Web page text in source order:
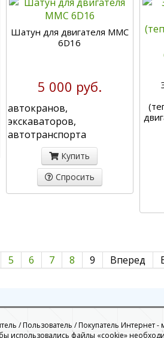
Шатун для двигателя MMC
6D16
5 000 руб.
автокранов,
экскаваторов,
автотранспорта
Купить
Спросить
5 6 7 8 9 Вперед
/ Пользователь / Покупатель Интернет -
использовались файлы «cookie»